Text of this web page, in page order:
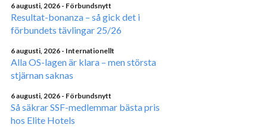
6 augusti, 2026 - Förbundsnytt
Resultat-bonanza – så gick det i
förbundets tävlingar 25/26
6 augusti, 2026 - Internationellt
Alla OS-lagen är klara – men största
stjärnan saknas
6 augusti, 2026 - Förbundsnytt
Så säkrar SSF-medlemmar bästa pris
hos Elite Hotels